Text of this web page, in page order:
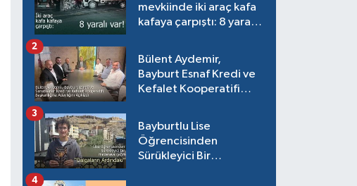
mevkiinde iki araç kafa
kafaya çarpıştı: 8 yaralı
Bülent Aydemir,
Bayburt Esnaf Kredi ve
Kefalet Kooperatifi
2
Bayburtlu Lise
Öğrencisinden
Sürükleyici Bir
3
4